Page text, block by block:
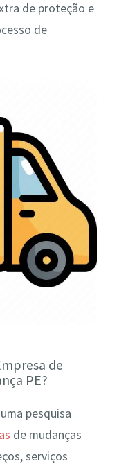
de proteção e
de
de
PE?
pesquisa
de mudanças
serviços